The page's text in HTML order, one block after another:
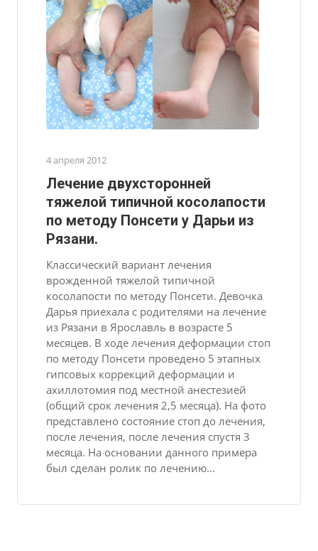
4 апреля 2012
Лечение двухсторонней
тяжелой типичной косолапости
по методу Понсети у Дарьи из
Рязани.
Классический вариант лечения
врожденной тяжелой типичной
косолапости по методу Понсети. Девочка
Дарья приехала с родителями на лечение
из Рязани в Ярославль в возрасте 5
месяцев. В ходе лечения деформации стоп
по методу Понсети проведено 5 этапных
гипсовых коррекций деформации и
ахиллотомия под местной анестезией
(общий срок лечения 2,5 месяца). На фото
представлено состояние стоп до лечения,
после лечения, после лечения спустя 3
месяца. На основании данного примера
был сделан ролик по лечению...